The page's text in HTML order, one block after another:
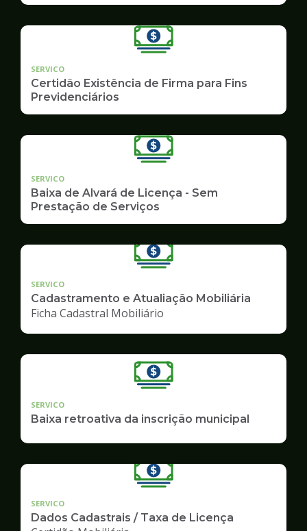
SERVICO
Certidão Existência de Firma para Fins
Previdenciários
SERVICO
Baixa de Alvará de Licença - Sem
Prestação de Serviços
SERVICO
Cadastramento e Atualiação Mobiliária
Ficha Cadastral Mobiliário
SERVICO
Baixa retroativa da inscrição municipal
SERVICO
Dados Cadastrais / Taxa de Licença